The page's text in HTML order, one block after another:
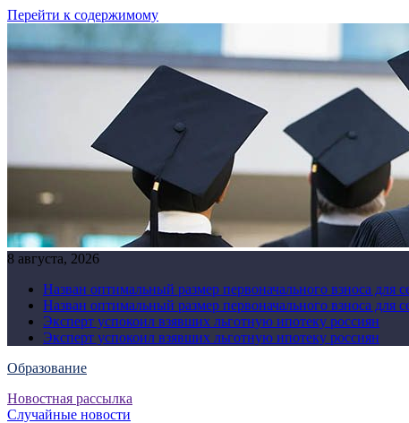
Перейти к содержимому
8 августа, 2026
Назван оптимальный размер первоначального взноса для
Назван оптимальный размер первоначального взноса для
Эксперт успокоил взявших льготную ипотеку россиян
Эксперт успокоил взявших льготную ипотеку россиян
Образование
Новостная рассылка
Случайные новости